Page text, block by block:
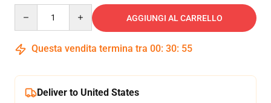
AGGIUNGI AL CARRELLO
Questa vendita termina tra 00: 30: 54
Deliver to United States